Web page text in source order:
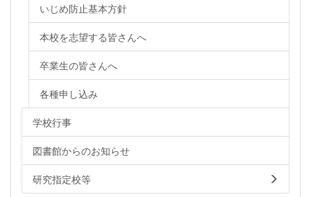
いじめ防止基本方針
本校を志望する皆さんへ
卒業生の皆さんへ
各種申し込み
学校行事
図書館からのお知らせ
研究指定校等